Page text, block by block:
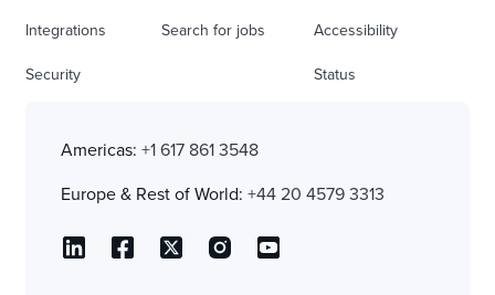
Integrations
Security
Search for jobs Accessibility
Status
Americas: +1 617 861 3548
Europe & Rest of World: +44 20 4579 3313